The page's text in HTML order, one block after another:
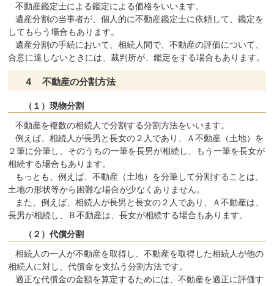
不動産鑑定士による鑑定による価格をいいます。
遺産分割の当事者が、個人的に不動産鑑定士に依頼して、鑑定を
してもらう場合もあります。
遺産分割の手続において、相続人間で、不動産の評価について、
合意に達しないときには、裁判所が、鑑定をする場合もあります。
４ 不動産の分割方法
（１）現物分割
不動産を複数の相続人で分割する分割方法をいいます。
例えば、相続人が長男と長女の２人であり、Ａ不動産（土地）を
２筆に分筆し、そのうちの一筆を長男が相続し、もう一筆を長女が
相続する場合もあります。
もっとも、例えば、不動産（土地）を分筆して分割することは、
土地の形状等から困難な場合が少なくありません。
また、例えば、相続人が長男と長女の２人であり、Ａ不動産は、
長男が相続し、Ｂ不動産は、長女が相続する場合もあります。
（２）代償分割
相続人の一人が不動産を取得し、不動産を取得した相続人が他の
相続人に対し、代償金を支払う分割方法です。
適正な代償金の金額を算定するためには、不動産を適正に評価す